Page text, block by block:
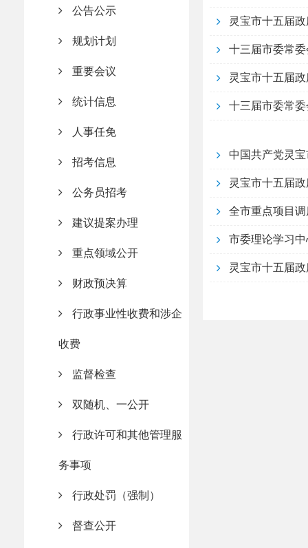
公告公示
规划计划
重要会议
统计信息
人事任免
招考信息
公务员招考
建议提案办理
重点领域公开
财政预决算
行政事业性收费和涉企
收费
监督检查
双随机、一公开
行政许可和其他管理服
务事项
行政处罚（强制）
督查公开
灵宝市十五届
十三届市委常
灵宝市十五届
十三届市委常
中国共产党灵
灵宝市十五届
全市重点项目
市委理论学习
灵宝市十五届